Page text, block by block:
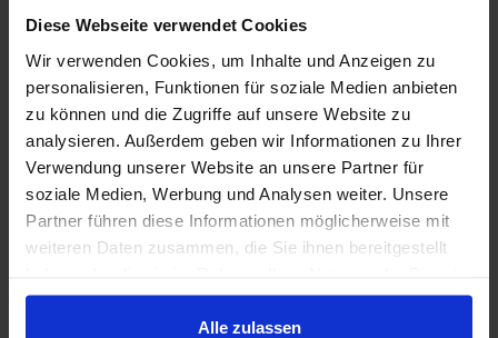
Diese Webseite verwendet Cookies
Wir verwenden Cookies, um Inhalte und Anzeigen zu
personalisieren, Funktionen für soziale Medien anbieten
zu können und die Zugriffe auf unsere Website zu
analysieren. Außerdem geben wir Informationen zu Ihrer
Verwendung unserer Website an unsere Partner für
soziale Medien, Werbung und Analysen weiter. Unsere
Partner führen diese Informationen möglicherweise mit
weiteren Daten zusammen, die Sie ihnen bereitgestellt
gesammelt haben.
Alle zulassen
Wirtschaftssenatorin Franziska Giffey (SenWEB).
Nutzen Sie unsere kostenlose Veranstaltung auch
in diesem Jahr wieder als etablierte Anlaufstelle
für Fachgespräche und Netzwerken. Die
Clusterkonferenz wird länderübergreifend von
der Wirtschaftsförderung Land Brandenburg
GmbH und Berlin Partner für Wirtschaft und
Technologie GmbH veranstaltet.